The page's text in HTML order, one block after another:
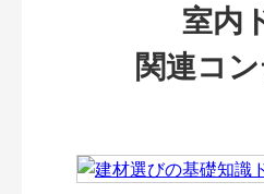
室内
関連コ